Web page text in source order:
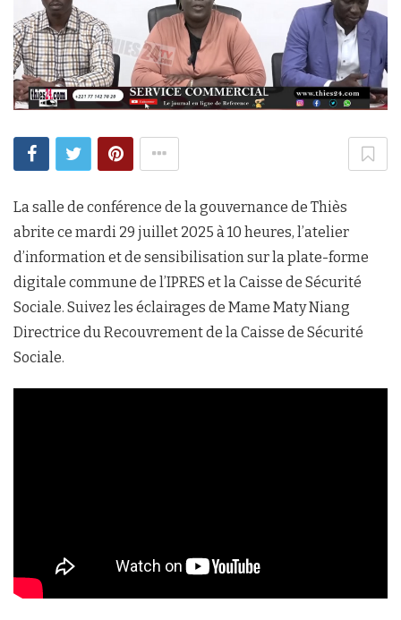
La salle de conférence de la gouvernance de Thiès
abrite ce mardi 29 juillet 2025 à 10 heures, l’atelier
d’information et de sensibilisation sur la plate-forme
digitale commune de l’IPRES et la Caisse de Sécurité
Sociale. Suivez les éclairages de Mame Maty Niang
Directrice du Recouvrement de la Caisse de Sécurité
Sociale.